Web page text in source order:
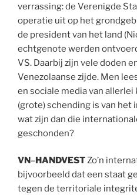
verrassing: de Verenigde
operatie uit op het
de president van het land
echtgenote werden
VS. Daarbij zijn vele doden
Venezolaanse zijde. Men
en sociale media van
(grote) schending is van het
wat zijn dan die
geschonden?
VN–HANDVESTZo’n
bijvoorbeeld dat een staat
tegen de territoriale